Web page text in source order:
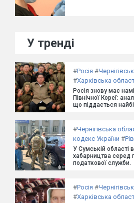
У тренді
#Росія #
#Харківська
Росія знову має
Північної Кореї:
що піддається
#Чернігівська
кодекс України #
У Сумській області
хабарництва серед
податкової служби.
#Росія #
#Харківська